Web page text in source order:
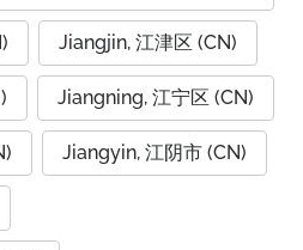
Jiangjin, 江津区 (CN)
Jiangning, 江宁区 (CN)
Jiangyin, 江阴市 (CN)